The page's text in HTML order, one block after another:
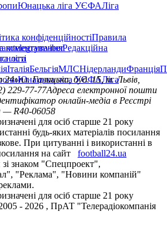
Юнацька ліга УЄФАЛіга
конфіденційностіПравила
коментуванняРедакційна
telegramviber
ліга
ІталіяБельгіяМЛСНідерландиФранція
Юнацька ліга УЄФАЛіга
24»пл. Галицька, буд. 15, м. Львів,
229-77-77Адреса електронної пошти
онлайн-медіа в Реєстрі
— R40-06058
для осіб старше 21 року
будь-яких матеріалів посилання
При цитуванні і використанні в
на сайт
football24.ua
зі знаком "Спецпроект",
"Реклама", "Новини компаній"
для осіб старше 21 року
- 2026 , ПрАТ "Телерадіокомпанія